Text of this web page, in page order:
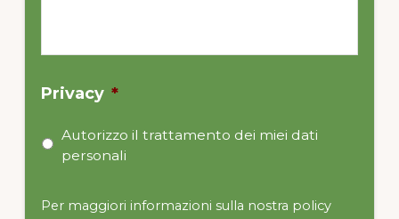
Privacy *
Autorizzo il trattamento dei miei dati
personali
Per maggiori informazioni sulla nostra policy